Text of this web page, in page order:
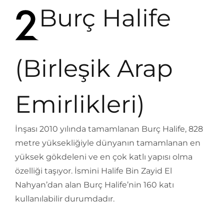
Burç Halife
(Birleşik Arap
Emirlikleri)
İnşası 2010 yılında tamamlanan Burç Halife, 828
metre yüksekliğiyle dünyanın tamamlanan en
yüksek gökdeleni ve en çok katlı yapısı olma
özelliği taşıyor. İsmini Halife Bin Zayid El
Nahyan’dan alan Burç Halife’nin 160 katı
kullanılabilir durumdadır.